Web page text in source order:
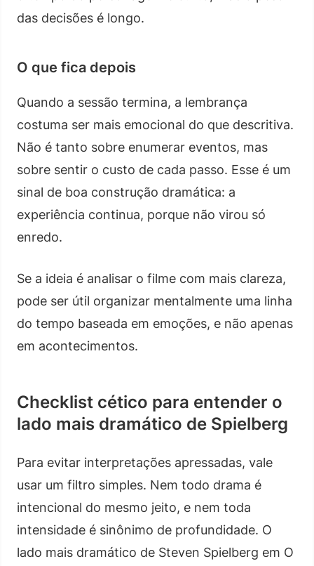
das decisões é longo.
O que fica depois
Quando a sessão termina, a lembrança
costuma ser mais emocional do que descritiva.
Não é tanto sobre enumerar eventos, mas
sobre sentir o custo de cada passo. Esse é um
sinal de boa construção dramática: a
experiência continua, porque não virou só
enredo.
Se a ideia é analisar o filme com mais clareza,
pode ser útil organizar mentalmente uma linha
do tempo baseada em emoções, e não apenas
em acontecimentos.
Checklist cético para entender o
lado mais dramático de Spielberg
Para evitar interpretações apressadas, vale
usar um filtro simples. Nem todo drama é
intencional do mesmo jeito, e nem toda
intensidade é sinônimo de profundidade. O
lado mais dramático de Steven Spielberg em O